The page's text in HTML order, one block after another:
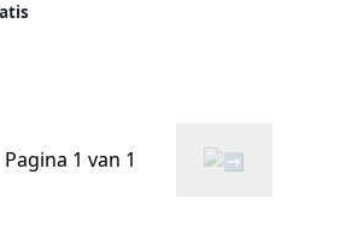
Pagina 1 van 1